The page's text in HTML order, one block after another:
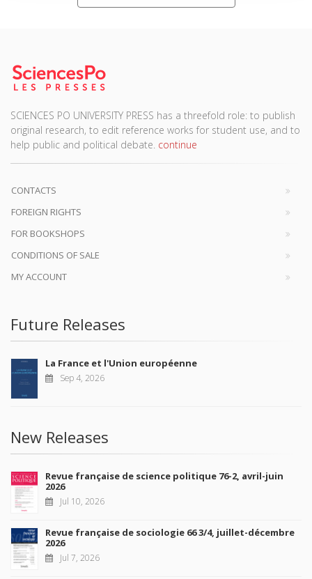
SCIENCES PO UNIVERSITY PRESS has a threefold role: to publish
original research, to edit reference works for student use, and to
help public and political debate. continue
CONTACTS
FOREIGN RIGHTS
FOR BOOKSHOPS
CONDITIONS OF SALE
MY ACCOUNT
Future Releases
La France et l'Union européenne
Sep 4, 2026
New Releases
Revue française de science politique 76-2, avril-juin
2026
Jul 10, 2026
Revue française de sociologie 66 3/4, juillet-décembre
2026
Jul 7, 2026